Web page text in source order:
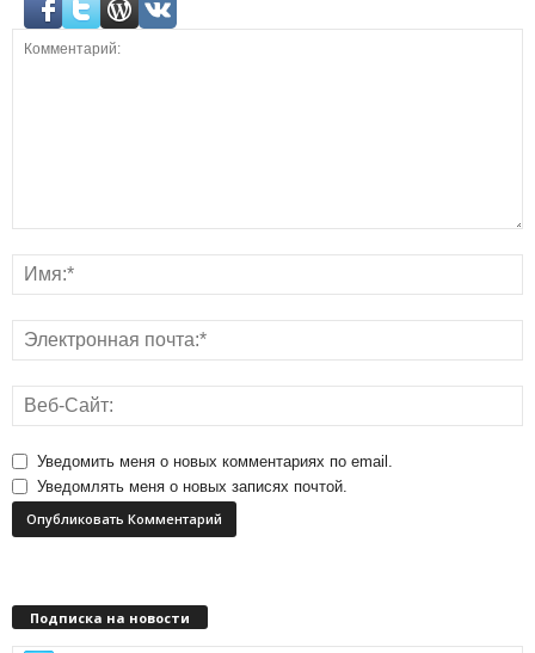
Уведомить меня о новых комментариях по email.
Уведомлять меня о новых записях почтой.
Подписка на новости